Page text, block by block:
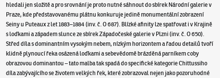
hledali jen složitě a pro srovnání je proto nutné sáhnout do sbírek Národní galerie v
Praze, kde představovanému plátnu konkuruje jedině monumentální zobrazení
Seiny u Puteaux z let 1883–1884 (inv. č. O 687). Blízké afinity lze spatřovat i v Krajině
s loďkami a západem slunce ze sbírek Západočeské galerie v Plzni (inv. č. O 650).
Střed díla s dominantním vysokým nebem, nízkým horizontem a řadou detailů tvoří
klidně plynoucí řeka osázená loďkami a sebevědomě brázděná parníkem coby
obrazovou dominantou – tato malba tak spadá do specifické kategorie Chittussiho
díla zabývajícího se životem velkých řek, které zobrazoval nejen jako pozoruhodné